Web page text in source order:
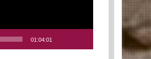
01:04:01